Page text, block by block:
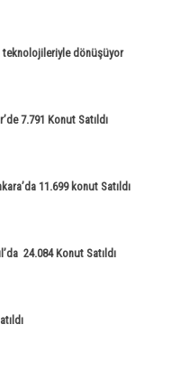
teknolojileriyle dönüşüyor
7.791 Konut Satıldı
11.699 konut Satıldı
24.084 Konut Satıldı